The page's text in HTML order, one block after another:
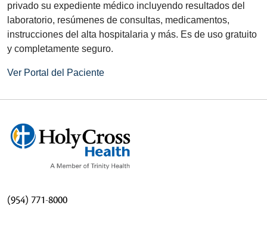
privado su expediente médico incluyendo resultados del
laboratorio, resúmenes de consultas, medicamentos,
instrucciones del alta hospitalaria y más. Es de uso gratuito
y completamente seguro.
Ver Portal del Paciente
(954) 771-8000